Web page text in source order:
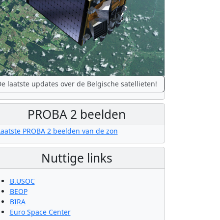
laatste updates over de Belgische satellieten!
PROBA 2 beelden
Nuttige links
B.USOC
BEOP
BIRA
Euro Space Center